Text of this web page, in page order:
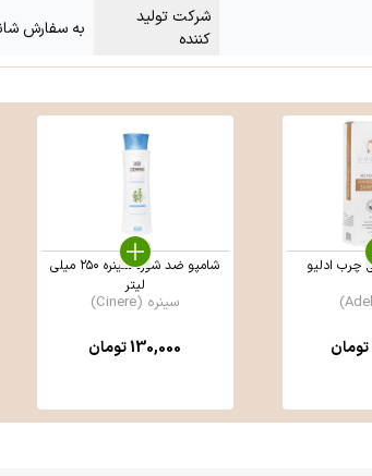
شرکت تولید
کننده
به سفارش
چرب ادلیو
تومان
شامپو ضد شوره سینره ۲۵۰ میلی
لیتر
سینره (Cinere)
130,000تومان